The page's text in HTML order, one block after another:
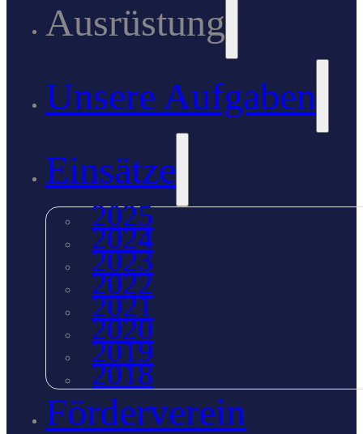
Ausrüstung
Unsere Aufgaben
Einsätze
2025
2024
2023
2022
2021
2020
2019
2018
Förderverein